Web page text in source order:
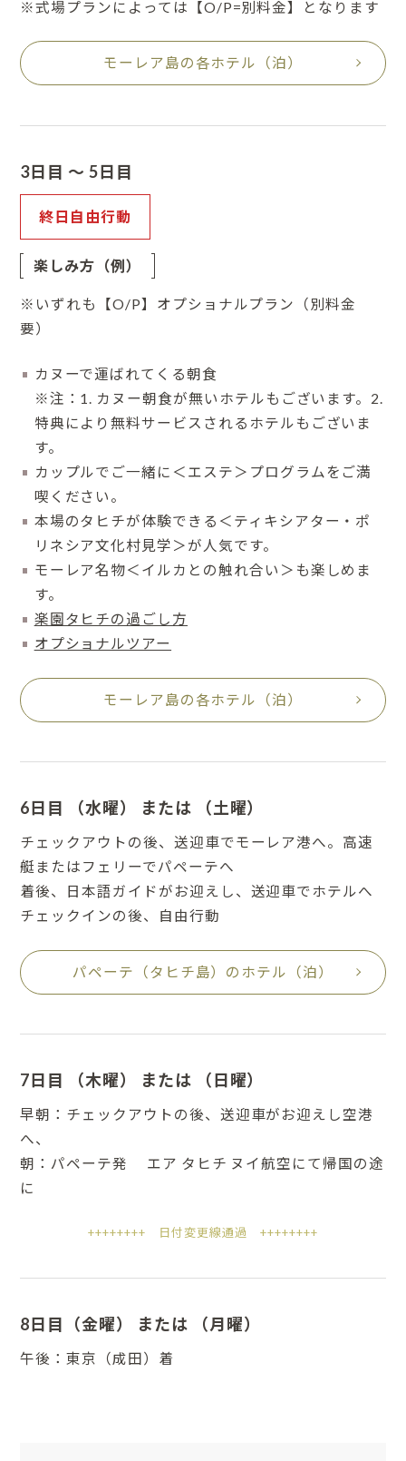
※式場プランによっては【O/P=別料金】となります
モーレア島の各ホテル（泊）
3日目 ～ 5日目
終日自由行動
楽しみ方（例）
※いずれも【O/P】オプショナルプラン（別料金
要）
カヌーで運ばれてくる朝食
※注：1. カヌー朝食が無いホテルもございます。2.
特典により無料サービスされるホテルもございま
す。
カップルでご一緒に＜エステ＞プログラムをご満
喫ください。
本場のタヒチが体験できる＜ティキシアター・ポ
リネシア文化村見学＞が人気です。
モーレア名物＜イルカとの触れ合い＞も楽しめま
す。
楽園タヒチの過ごし方
オプショナルツアー
モーレア島の各ホテル（泊）
6日目 （水曜） または （土曜）
チェックアウトの後、送迎車でモーレア港へ。高速
艇またはフェリーでパペーテへ
着後、日本語ガイドがお迎えし、送迎車でホテルへ
チェックインの後、自由行動
パペーテ（タヒチ島）のホテル（泊）
7日目 （木曜） または （日曜）
早朝：チェックアウトの後、送迎車がお迎えし空港
へ、
朝：パペーテ発 エア タヒチ ヌイ航空にて帰国の途
に
++++++++ 日付変更線通過 ++++++++
8日目（金曜） または （月曜）
午後：東京（成田）着